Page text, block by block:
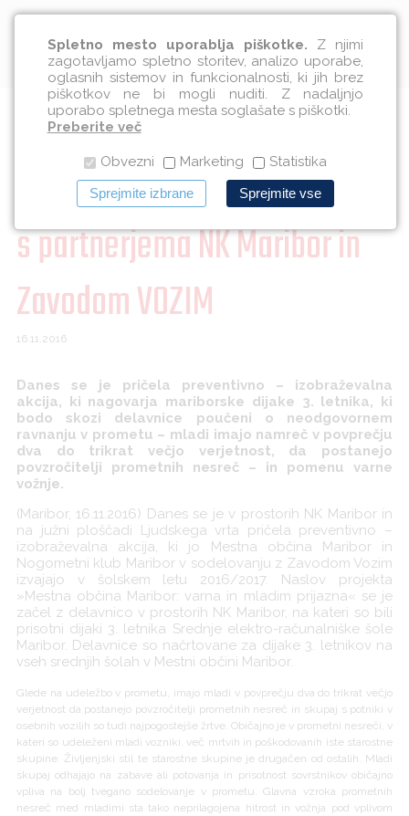
Slovenščina
Varna in mladim prijazna je
Mestna občina Maribor skupaj
s partnerjema NK Maribor in
Zavodom VOZIM
16.11.2016
Danes se je pričela preventivno – izobraževalna
akcija, ki nagovarja mariborske dijake 3. letnika, ki
bodo skozi delavnice poučeni o neodgovornem
ravnanju v prometu – mladi imajo namreč v povprečju
dva do trikrat večjo verjetnost, da postanejo
povzročitelji prometnih nesreč – in pomenu varne
vožnje.
(Maribor, 16.11.2016) Danes se je v prostorih NK Maribor in
na južni ploščadi Ljudskega vrta pričela preventivno –
izobraževalna akcija, ki jo Mestna občina Maribor in
Nogometni klub Maribor v sodelovanju z Zavodom Vozim
izvajajo v šolskem letu 2016/2017. Naslov projekta
»Mestna občina Maribor: varna in mladim prijazna« se je
začel z delavnico v prostorih NK Maribor, na kateri so bili
prisotni dijaki 3. letnika Srednje elektro-računalniške šole
Maribor. Delavnice so načrtovane za dijake 3. letnikov na
vseh srednjih šolah v Mestni občini Maribor.
Glede na udeležbo v prometu, imajo mladi v povprečju dva do trikrat večjo
verjetnost da postanejo povzročitelji prometnih nesreč in skupaj s potniki v
osebnih vozilih so tudi najpogostejše žrtve. Običajno je v prometni nesreči, v
kateri so udeleženi mladi vozniki, več mrtvih in poškodovanih iste starostne
skupine. Življenjski stil te starostne skupine je drugačen od ostalih. Mladi
skupaj odhajajo na zabave ali potovanja in prisotnost sovrstnikov običajno
vpliva na bolj tvegano sodelovanje v prometu. Glavna vzroka prometnih
nesreč med mladimi sta tako neprilagojena hitrost in vožnja pod vplivom
Spletno mesto uporablja piškotke. Z njimi
zagotavljamo spletno storitev, analizo uporabe,
oglasnih sistemov in funkcionalnosti, ki jih brez
piškotkov ne bi mogli nuditi. Z nadaljnjo
uporabo spletnega mesta soglašate s piškotki.
Preberite več
Obvezni Marketing Statistika
Sprejmite izbrane Sprejmite vse